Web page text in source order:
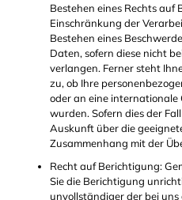
Bestehen eines Rechts auf
Einschränkung der
Bestehen eines
Daten, sofern diese nicht
verlangen. Ferner steht
zu, ob Ihre
oder an eine
wurden. Sofern dies der
Auskunft über die
Zusammenhang mit der
Recht auf Berichtigung:
Sie die Berichtigung
unvollständiger der bei